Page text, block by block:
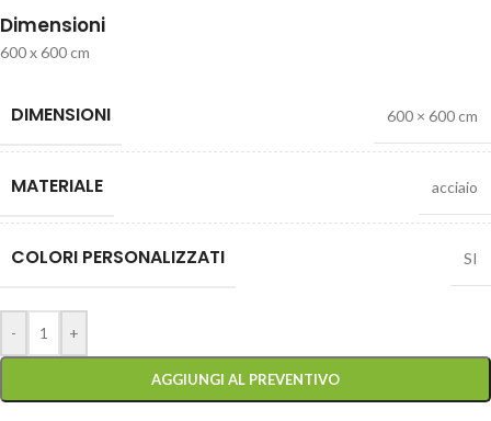
Dimensioni
600 x 600 cm
DIMENSIONI 600 × 600 cm
MATERIALE acciaio
COLORI PERSONALIZZATI SI
- +
AGGIUNGI AL PREVENTIVO